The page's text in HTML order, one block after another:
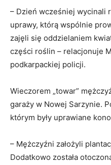
– Dzień wcześniej wycinali
uprawy, którą wspólnie
zajęli się oddzielaniem
części roślin – relacjonuje
podkarpackiej policji.
Wieczorem „towar”
garaży w Nowej Sarzynie.
którym były uprawiane
– Mężczyźni założyli
Dodatkowo została